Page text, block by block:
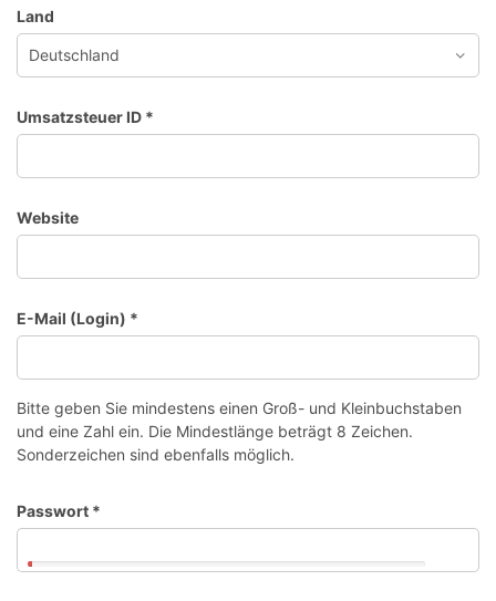
Land
Umsatzsteuer ID *
Website
E-Mail (Login) *
Bitte geben Sie mindestens einen Groß- und Kleinbuchstaben
und eine Zahl ein. Die Mindestlänge beträgt 8 Zeichen.
Sonderzeichen sind ebenfalls möglich.
Passwort *